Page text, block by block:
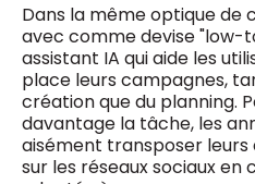
Dans la même optique de
avec comme devise "low-
assistant IA qui aide les
place leurs campagnes,
création que du planning.
davantage la tâche, les
aisément transposer
sur les réseaux sociaux